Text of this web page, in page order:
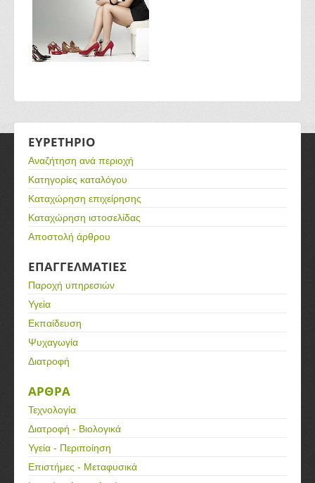
ΕΥΡΕΤΗΡΙΟ
Αναζήτηση ανά περιοχή
Κατηγορίες καταλόγου
Καταχώρηση επιχείρησης
Καταχώρηση ιστοσελίδας
Αποστολή άρθρου
ΕΠΑΓΓΕΛΜΑΤΙΕΣ
Παροχή υπηρεσιών
Υγεία
Εκπαίδευση
Ψυχαγωγία
Διατροφή
ΑΡΘΡΑ
Τεχνολογία
Διατροφή - Βιολογικά
Υγεία - Περιποίηση
Επιστήμες - Μεταφυσικά